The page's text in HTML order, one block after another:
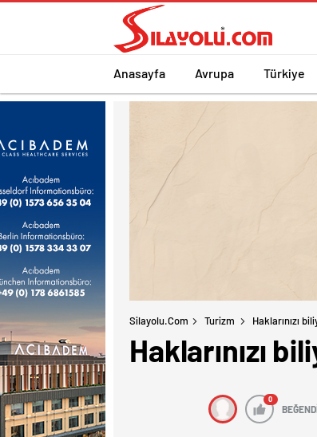
Anasayfa Avrupa Türkiye
Silayolu.com Turizm Haklarınızı
Haklarınızı
0